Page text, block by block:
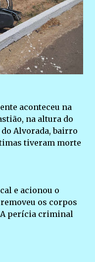
aconteceu na
na altura do
Alvorada, bairro
tiveram morte
e acionou o
os corpos
A perícia criminal